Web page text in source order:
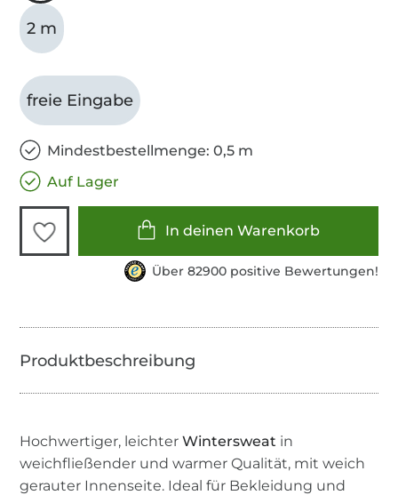
2 m
freie Eingabe
Mindestbestellmenge: 0,5 m
Auf Lager
In deinen Warenkorb
Über 82900 positive Bewertungen!
Hochwertiger, leichterWintersweat in
weichfließender und warmer Qualität, mit weich
gerauter Innenseite. Ideal für Bekleidung und